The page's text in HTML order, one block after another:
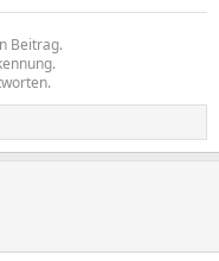
Beitrag.